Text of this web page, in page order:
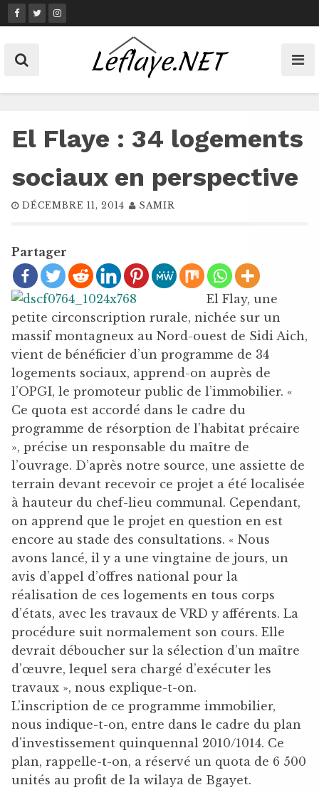
Skip
to
El Flaye : 34 logements
sociaux en perspective
DÉCEMBRE 11, 2014 SAMIR
Partager
El Flay, une
petite circonscription rurale, nichée sur un
massif montagneux au Nord-ouest de Sidi Aich,
vient de bénéficier d’un programme de 34
logements sociaux, apprend-on auprès de
l’OPGI, le promoteur public de l’immobilier. «
Ce quota est accordé dans le cadre du
programme de résorption de l’habitat précaire
», précise un responsable du maître de
l’ouvrage. D’après notre source, une assiette de
terrain devant recevoir ce projet a été localisée
à hauteur du chef-lieu communal. Cependant,
on apprend que le projet en question en est
encore au stade des consultations. « Nous
avons lancé, il y a une vingtaine de jours, un
avis d’appel d’offres national pour la
réalisation de ces logements en tous corps
d’états, avec les travaux de VRD y afférents. La
procédure suit normalement son cours. Elle
devrait déboucher sur la sélection d’un maître
d’œuvre, lequel sera chargé d’exécuter les
travaux », nous explique-t-on.
L’inscription de ce programme immobilier,
nous indique-t-on, entre dans le cadre du plan
d’investissement quinquennal 2010/1014. Ce
plan, rappelle-t-on, a réservé un quota de 6 500
unités au profit de la wilaya de Bgayet.